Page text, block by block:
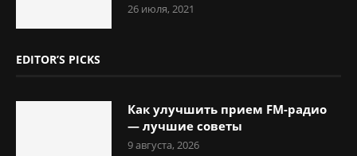
26 июля, 2021
EDITOR’S PICKS
Как улучшить прием FM-радио
— лучшие советы
9 августа, 2026